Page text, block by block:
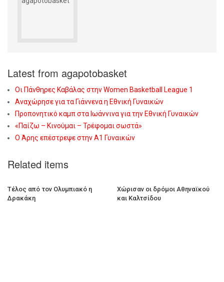
Latest from agapotobasket
Οι Πάνθηρες Καβάλας στην Women Basketball League 1
Αναχώρησε για τα Γιάννενα η Εθνική Γυναικών
Προπονητικό καμπ στα Ιωάννινα για την Εθνική Γυναικών
«Παίζω – Κινούμαι – Τρέφομαι σωστά»
Ο Άρης επέστρεψε στην Α1 Γυναικών
Related items
Τέλος από τον Ολυμπιακό η
Δρακάκη
Χώρισαν οι δρόμοι Αθηναϊκού
και Καλτσίδου